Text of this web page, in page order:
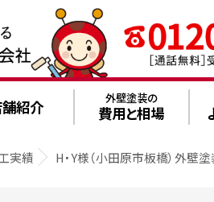
紹介 外壁塗装の
費用と相場
実績 H・Y様（小田原市板橋）外壁